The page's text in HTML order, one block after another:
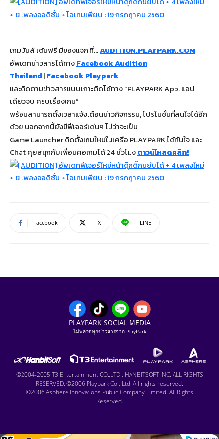
เกมมันส์ เต้นฟรี มีของแจก ที่…AUDITION.PLAYPARK.COM
อัพเดทข่าวสารได้ทางFacebook Audition
Thailand |Facebook Playpark
และติดตามข่าวสารแบบเกาะติดได้ทาง “PLAYPARK App. แอป
เดียวจบ ครบเรื่องเกม”
พร้อมสามารถตั้งเวลาแจ้งเตือนข่าวกิจกรรม, โปรโมชั่นที่สนใจได้อีก
ด้วย นอกจากนี้ยังมีฟีเจอร์เด่นๆ ไม่ว่าจะเป็น
Game Launcher ติดตั้งเกมใหม่ในเครือ PLAYPARK ได้ทันใจ และ
Chat คุยสนุกกับเพื่อนคอเกมได้ 24 ชั่วโมงดาวน์โหลดคลิก!
Facebook X LINE
PLAYPARK SOCIAL MEDIA
ไม่พลาดทุกข่าวสารจาก PlayPark
©2004-2005 T3 Entertainment CO.,LTD., HANBITSOFT INC. ALL RIGHTS
RESERVED. ©2006 Playpark Co., Ltd. All rights reserved.
©2006 Asphere Innovations Public Company Limited. All Rights
Reserved.